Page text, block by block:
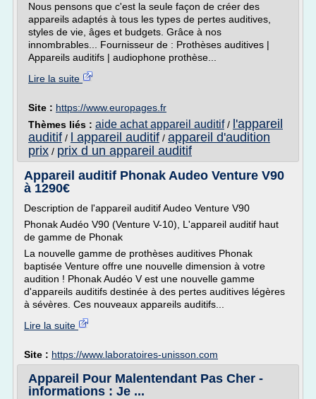
Nous pensons que c'est la seule façon de créer des
appareils adaptés à tous les types de pertes auditives,
styles de vie, âges et budgets. Grâce à nos
innombrables... Fournisseur de : Prothèses auditives |
Appareils auditifs | audiophone prothèse...
Lire la suite
Site : https://www.europages.fr
Thèmes liés : aide achat appareil auditif/ l'appareil
auditif / l appareil auditif / appareil d'audition
prix / prix d un appareil auditif
Appareil auditif Phonak Audeo Venture V90
à 1290€
Description de l'appareil auditif Audeo Venture V90
Phonak Audéo V90 (Venture V-10), L'appareil auditif haut
de gamme de Phonak
La nouvelle gamme de prothèses auditives Phonak
baptisée Venture offre une nouvelle dimension à votre
audition ! Phonak Audéo V est une nouvelle gamme
d'appareils auditifs destinée à des pertes auditives légères
à sévères. Ces nouveaux appareils auditifs...
Lire la suite
Site : https://www.laboratoires-unisson.com
Appareil Pour Malentendant Pas Cher -
informations : Je ...